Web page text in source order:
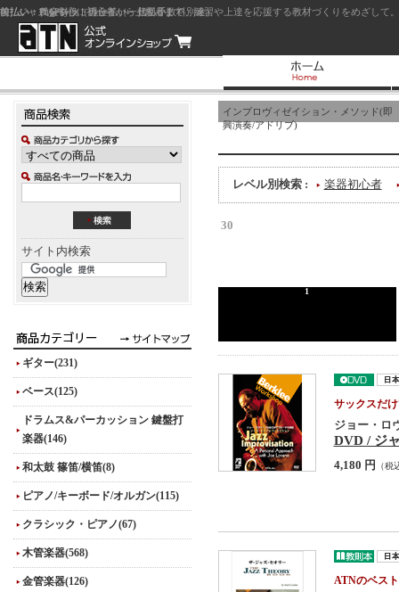
ジャズを中心に初心者から上級者まで、練習や上達を応援する教材づくりをめざし
サイト内検索
ギター(231)
ベース(125)
ドラムス&パーカッション 鍵盤打
楽器(146)
和太鼓 篠笛/横笛(8)
ピアノ/キーボード/オルガン(115)
クラシック・ピアノ(67)
木管楽器(568)
金管楽器(126)
インプロヴィゼイション・メソッド(即
興演奏/アドリブ)
レベル別検索 : 楽器初心者
30
1
サックスだ
ジョー・ロ
DVD / ジ
4,180 円 （税
ATNのベス
前払い：クレジットカード（一括払い）
後払い：代金引換（現金払い・代引手数料別途）
前払い：PayPay